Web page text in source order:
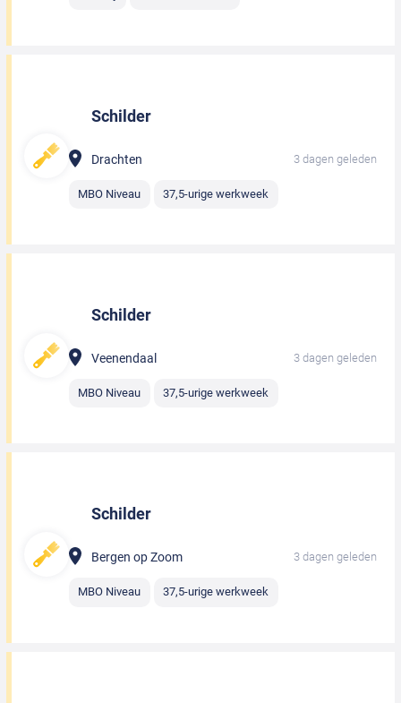
Schilder
Drachten 3 dagen geleden
MBO Niveau 37,5-urige werkweek
Schilder
Veenendaal 3 dagen geleden
MBO Niveau 37,5-urige werkweek
Schilder
Bergen op Zoom 3 dagen geleden
MBO Niveau 37,5-urige werkweek